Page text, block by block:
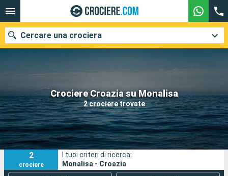
Crociere Croazia su Monalisa
2 crociere trovate
Cercare una crociera
Le nostre destinazioni
Mesi di partenza
Porti Compagnie
Ricerca
2
crociere
I tuoi criteri di ricerca:
Monalisa - Croazia